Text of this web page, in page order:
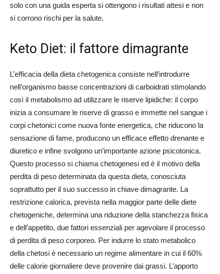
solo con una guida esperta si ottengono i risultati attesi e non
si corrono rischi per la salute.
Keto Diet: il fattore dimagrante
L’efficacia della dieta chetogenica consiste nell’introdurre
nell’organismo basse concentrazioni di carboidrati stimolando
così il metabolismo ad utilizzare le riserve lipidiche: il corpo
inizia a consumare le riserve di grasso e immette nel sangue i
corpi chetonici come nuova fonte energetica, che riducono la
sensazione di fame, producono un efficace effetto drenante e
diuretico e infine svolgono un’importante azione psicotonica.
Questo processo si chiama chetogenesi ed è il motivo della
perdita di peso determinata da questa dieta, conosciuta
soprattutto per il suo successo in chiave dimagrante. La
restrizione calorica, prevista nella maggior parte delle diete
chetogeniche, determina una riduzione della stanchezza fisica
e dell’appetito, due fattori essenziali per agevolare il processo
di perdita di peso corporeo. Per indurre lo stato metabolico
della chetosi è necessario un regime alimentare in cui il 60%
delle calorie giornaliere deve provenire dai grassi. L’apporto